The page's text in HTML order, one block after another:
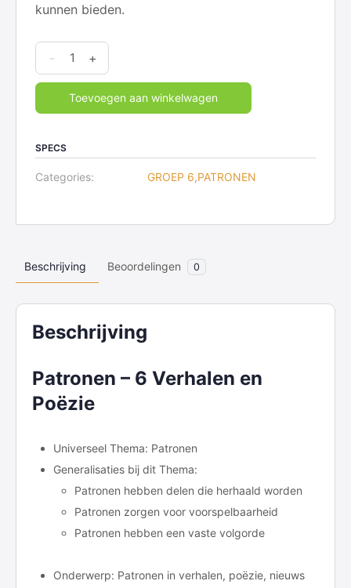
kunnen bieden.
Patronen
-
Verhalen
Poëzie
quantity
- +
Toevoegen aan winkelwagen
SPECS
Categories: GROEP 6,PATRONEN
Beschrijving Beoordelingen 0
Beschrijving
Patronen – 6 Verhalen en
Poëzie
Universeel Thema: Patronen
Generalisaties bij dit Thema:
Patronen hebben delen die herhaald worden
Patronen zorgen voor voorspelbaarheid
Patronen hebben een vaste volgorde
Onderwerp: Patronen in verhalen, poëzie, nieuws